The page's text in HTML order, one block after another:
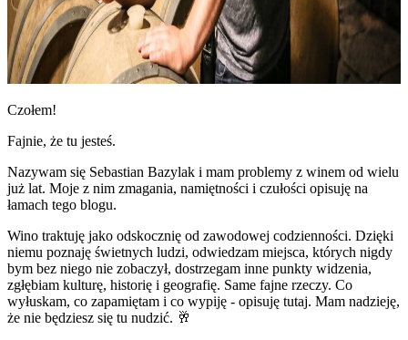
Czołem!
Fajnie, że tu jesteś.
Nazywam się Sebastian Bazylak i mam problemy z winem od wielu
już lat. Moje z nim zmagania, namiętności i czułości opisuję na
łamach tego blogu.
Wino traktuję jako odskocznię od zawodowej codzienności. Dzięki
niemu poznaję świetnych ludzi, odwiedzam miejsca, których nigdy
bym bez niego nie zobaczył, dostrzegam inne punkty widzenia,
zgłębiam kulturę, historię i geografię. Same fajne rzeczy. Co
wyłuskam, co zapamiętam i co wypiję - opisuję tutaj. Mam nadzieję,
że nie będziesz się tu nudzić. 🥂